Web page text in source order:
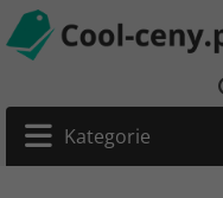
Kategorie